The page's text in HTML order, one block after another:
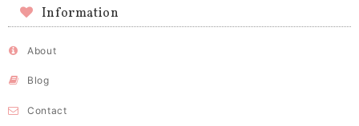
Information
About
Blog
Contact